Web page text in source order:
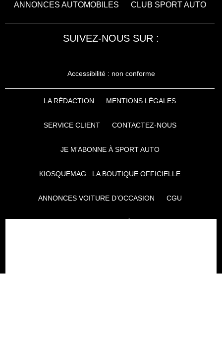
ANNONCES AUTOMOBILES
CLUB SPORT AUTO
SUIVEZ-NOUS SUR :
Accessibilité : non conforme
LA RÉDACTION MENTIONS LÉGALES
SERVICE CLIENT CONTACTEZ-NOUS
JE M'ABONNE À SPORT AUTO
KIOSQUEMAG : LA BOUTIQUE OFFICIELLE
ANNONCES VOITURE D’OCCASION CGU